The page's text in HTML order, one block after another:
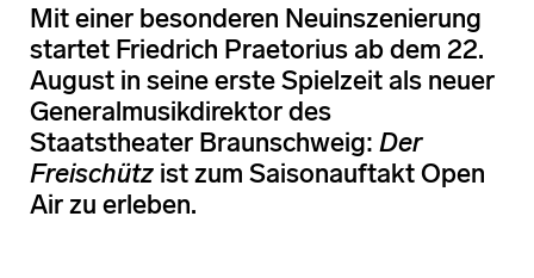
Mit einer besonderen Neuinszenierung
startet Friedrich Praetorius ab dem 22.
August in seine erste Spielzeit als neuer
Generalmusikdirektor des
Staatstheater Braunschweig:Der
Freischütz ist zum Saisonauftakt Open
Air zu erleben.